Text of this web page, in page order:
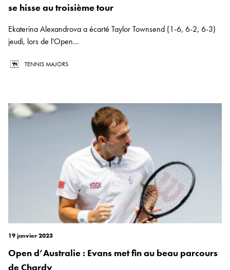
se hisse au troisième tour
Ekaterina Alexandrova a écarté Taylor Townsend (1-6, 6-2, 6-3)
jeudi, lors de l'Open...
TENNIS MAJORS
19 janvier 2023
Open d’Australie : Evans met fin au beau parcours
de Chardy